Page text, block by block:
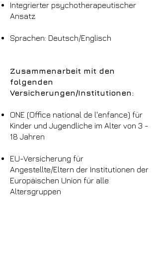
Integrierter psychotherapeutischer
Ansatz
Sprachen: Deutsch/Englisch
Zusammenarbeit mit den
folgenden
Versicherungen/Institutionen:
ONE (Office national de l'enfance) für
Kinder und Jugendliche im Alter von 3 -
18 Jahren
EU-Versicherung für
Angestellte/Eltern der Institutionen der
Europäischen Union für alle
Altersgruppen